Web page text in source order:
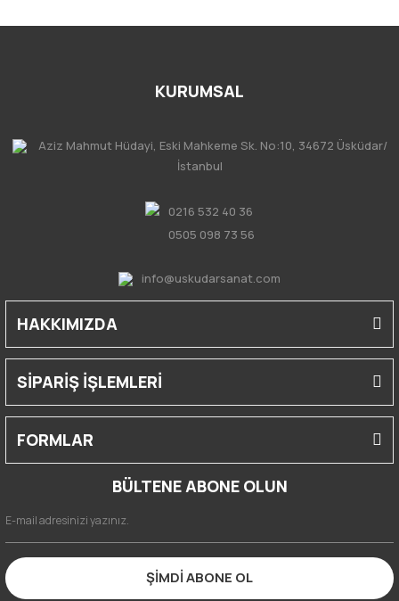
KURUMSAL
Aziz Mahmut Hüdayi, Eski Mahkeme Sk. No:10, 34672 Üsküdar/
İstanbul
0216 532 40 36
0505 098 73 56
info@uskudarsanat.com
HAKKIMIZDA
SİPARİŞ İŞLEMLERİ
FORMLAR
BÜLTENE ABONE OLUN
ŞİMDİ ABONE OL